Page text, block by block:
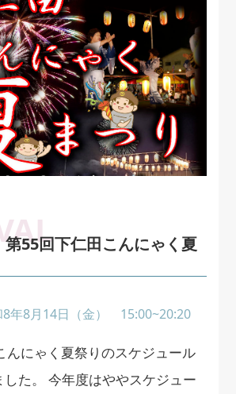
55回下仁田こんにゃく夏
8年8月14日（金） 15:00~20:20
んにゃく夏祭りのスケジュール
た。 今年度はややスケジュー